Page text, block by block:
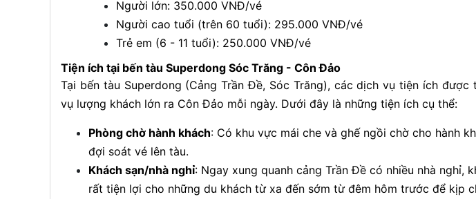
Người lớn: 350.000 VNĐ/vé
Người cao tuổi (trên 60 tuổi): 295.000 VNĐ/vé
Trẻ em (6 - 11 tuổi): 250.000 VNĐ/vé
Tiện ích tại bến tàu Superdong Sóc Trăng - Côn Đảo
Tại bến tàu Superdong (Cảng Trần Đề, Sóc Trăng), các dịch vụ tiện ích được
vụ lượng khách lớn ra Côn Đảo mỗi ngày. Dưới đây là những tiện ích cụ thể:
Phòng chờ hành khách: Có khu vực mái che và ghế ngồi chờ cho hành
đợi soát vé lên tàu.
Khách sạn/nhà nghỉ: Ngay xung quanh cảng Trần Đề có nhiều nhà nghỉ,
rất tiện lợi cho những du khách từ xa đến sớm từ đêm hôm trước để kịp